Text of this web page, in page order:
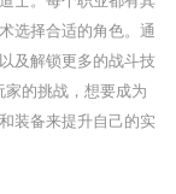
选择合适的角色。通
及解锁更多的战斗技
家的挑战，想要成为
装备来提升自己的实